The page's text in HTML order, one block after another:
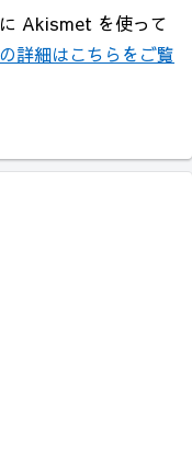
Akismet を使って
詳細はこちらをご覧